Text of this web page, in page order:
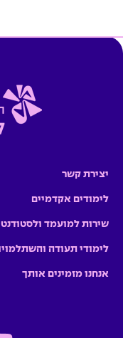
יצירת קשר
לימודים אקדמיים
שירות למועמד ולסטודנט
לימודי תעודה
אנחנו מזמינים אותך